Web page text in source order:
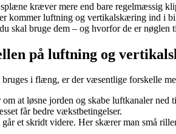
kræver mere end bare regelmæssig
kommer luftning og vertikalskæring ind i
skal bruge dem – og hvorfor de er
på luftning og
bruges i flæng, er der væsentlige forskelle
om at løsne jorden og skabe luftkanaler
får bedre vækstbetingelser.
går et skridt videre. Her skærer man små